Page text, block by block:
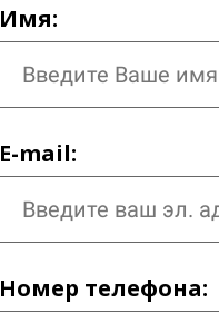
Имя:
E-mail:
Номер телефона: